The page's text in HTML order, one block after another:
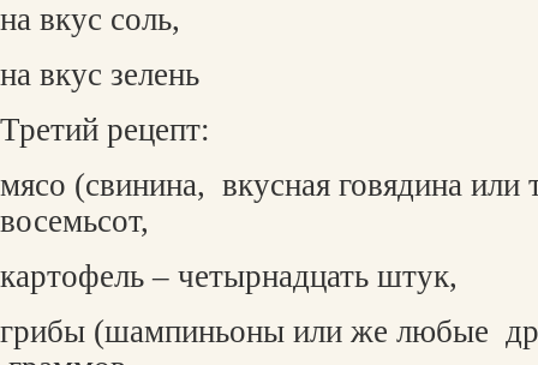
на вкус соль,
на вкус зелень
Третий рецепт:
мясо (свинина, вкусная говядина или
восемьсот,
картофель – четырнадцать штук,
грибы (шампиньоны или же любые